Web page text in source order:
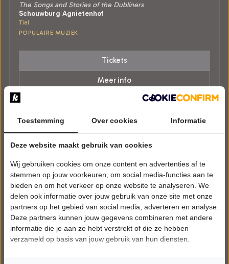
The Songs and Stories of the Dubliners
Schouwburg Agnietenhof
Tiel
POPULAIRE MUZIEK
Tickets
Meer info
Toestemming Over cookies Informatie
Deze website maakt gebruik van cookies
Wij gebruiken cookies om onze content en advertenties af te
stemmen op jouw voorkeuren, om social media-functies aan te
bieden en om het verkeer op onze website te analyseren. We
delen ook informatie over jouw gebruik van onze site met onze
partners op het gebied van social media, adverteren en analyse.
Deze partners kunnen jouw gegevens combineren met andere
informatie die je aan ze hebt verstrekt of die ze hebben
verzameld op basis van jouw gebruik van hun diensten.